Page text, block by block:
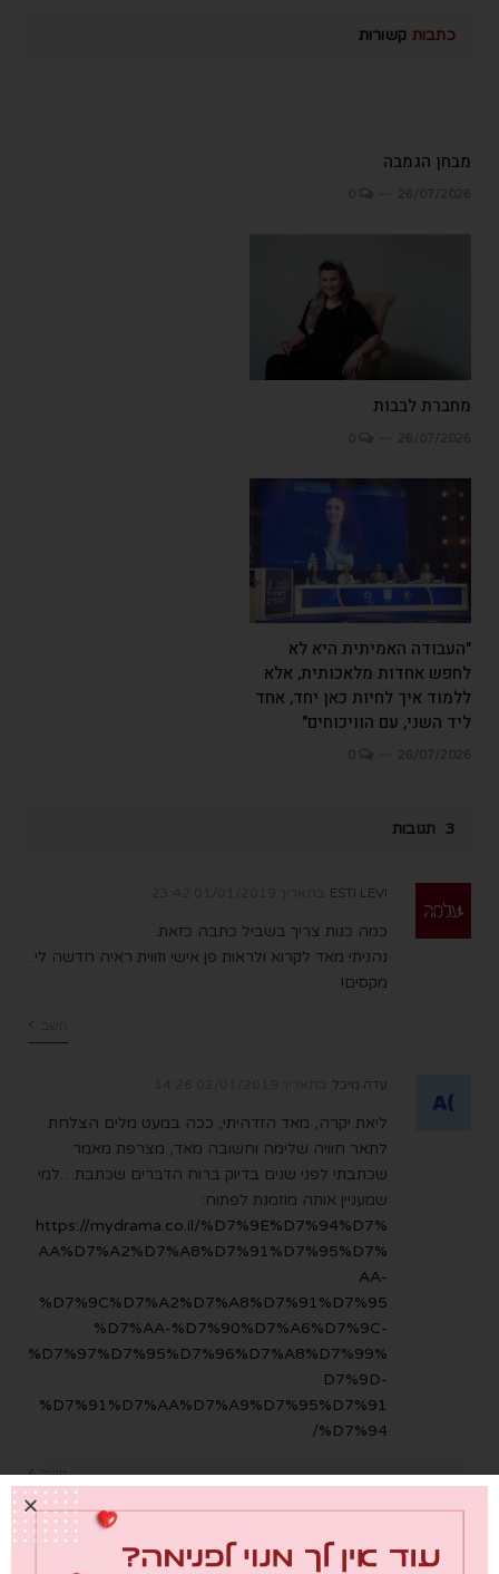
כתבות קשורות
מבחן הגמבה
מחברת לבבות
"העבודה האמיתית היא לא
לחפש אחדות מלאכותית, אלא
ללמוד איך לחיות כאן יחד, אחד
ליד השני, עם הוויכוחים"
3 תגובות
ESTI LEVI
כמה כנות צריך בשביל כתבה כזאת.
נהניתי מאד לקרוא ולראות פן אישי וזווית ראיה חדשה לי.
מקסים!
עדה מיכל
ליאת יקרה, מאד הזדהיתי, ככה במעט מלים הצלחת
לתאר חוויה שלימה וחשובה מאד, מצרפת מאמר
שכתבתי לפני שנים בדיוק ברוח הדברים שכתבת…למי
שמעניין אותה מוזמנת לפתוח:
https://mydrama.co.il/%D7%9E%D7%94%D7%
AA%D7%A2%D7%A8%D7%91%D7%95%D7%
AA-
%D7%9C%D7%A2%D7%A8%D7%91%D7%95
%D7%AA-%D7%90%D7%A6%D7%9C-
%D7%97%D7%95%D7%96%D7%A8%D7%99%
D7%9D-
%D7%91%D7%AA%D7%A9%D7%95%D7%91
%D7%94/
השב